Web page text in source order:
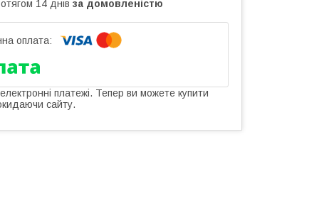
14 днів за домовленістю
платежі. Тепер ви можете купити
сайту.